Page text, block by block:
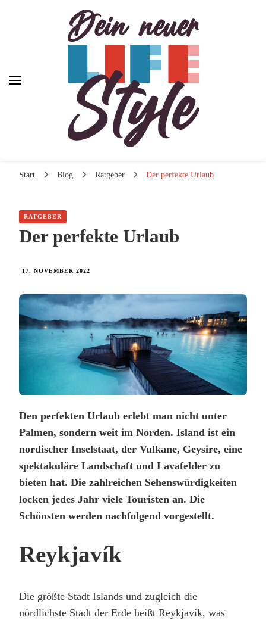
Dein neuer Lifestyle
Start Blog Ratgeber Der perfekte Urlaub
RATGEBER
Der perfekte Urlaub
17. NOVEMBER 2022
Den perfekten Urlaub erlebt man nicht unter
Palmen, sondern weit im Norden. Island ist ein
nordischer Inselstaat, der Vulkane, Geysire, eine
spektakuläre Landschaft und Lavafelder zu
bieten hat. Die zahlreichen Sehenswürdigkeiten
locken jedes Jahr viele Touristen an. Die
Schönsten werden nachfolgend vorgestellt.
Reykjavík
Die größte Stadt Islands und zugleich die
nördlichste Stadt der Erde heißt Reykjavík, was